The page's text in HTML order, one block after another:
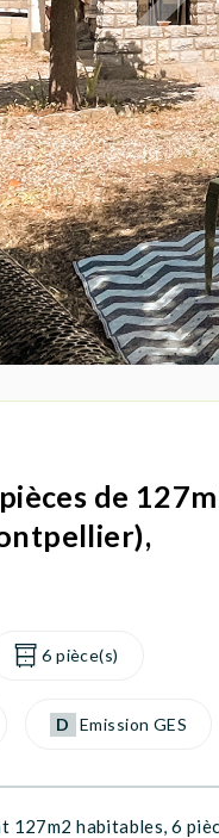
de
6 pièce(s)
D Emission GES
habitables, 6